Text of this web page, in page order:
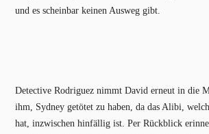
und es scheinbar keinen Ausweg gibt.
Detective Rodriguez nimmt David erneut in die
ihm, Sydney getötet zu haben, da das Alibi,
hat, inzwischen hinfällig ist. Per Rückblick